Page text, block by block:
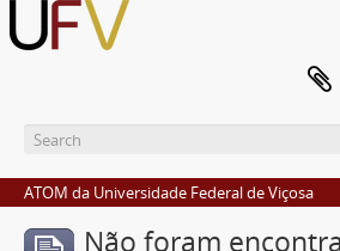
ATOM da Universidade Federal de Viçosa
Não foram